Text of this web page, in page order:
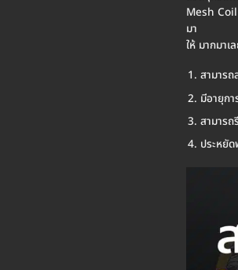
Mesh Coil
มา
ให้ มากมา
สามารถ
มีอายุกา
สามารถ
ประหยั